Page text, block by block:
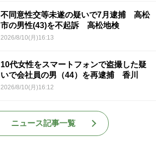
不同意性交等未遂の疑いで7月逮捕 高松
市の男性(43)を不起訴 高松地検
2026/8/10(月)16:13
10代女性をスマートフォンで盗撮した疑
いで会社員の男（44）を再逮捕 香川
2026/8/10(月)16:12
ニュース記事一覧